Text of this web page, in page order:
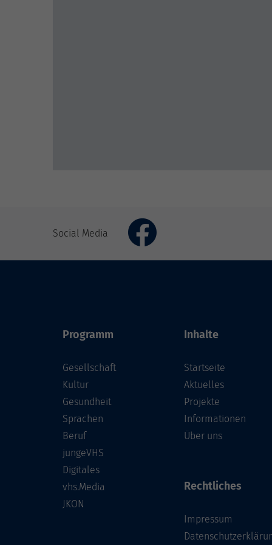
Social Media
Programm
Gesellschaft
Kultur
Gesundheit
Sprachen
Beruf
jungeVHS
Digitales
vhs.Media
JKON
Inhalte
Startseite
Aktuelles
Projekte
Informationen
Über uns
Rechtliches
Impressum